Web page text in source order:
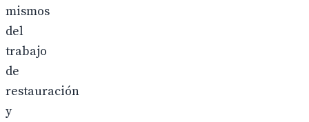
mismos
del
trabajo
de
restauración
y